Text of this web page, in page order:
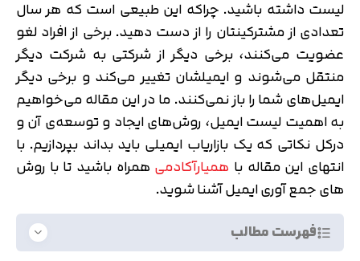
لیست داشته باشید. چراکه این طبیعی است که هر سال
تعدادی از مشترکینتان را از دست دهید. برخی از افراد لغو
عضویت می‌کنند، برخی دیگر از شرکتی به شرکت دیگر
منتقل می‌شوند و ایمیلشان تغییر می‌کند و برخی دیگر
ایمیل‌های شما را باز نمی‌کنند. ما در این مقاله می‌خواهیم
به اهمیت لیست ایمیل، روش‌های ایجاد و توسعه‌ی آن و
درکل نکاتی که یک بازاریاب ایمیلی باید بداند بپردازیم. با
انتهای این مقاله با همیارآکادمی همراه باشید تا با روش
های جمع آوری ایمیل آشنا شوید.
فهرست مطالب